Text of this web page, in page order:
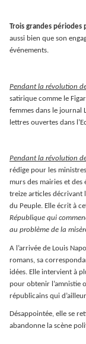
Trois grandes périodes
aussi bien que son
événements.
Pendant la révolution
satirique comme le
femmes dans le journal
lettres ouvertes dans
Pendant la révolution
rédige pour les
murs des mairies et des
treize articles décrivant
du Peuple. Elle écrit à
République qui
au problème de la
A l’arrivée de Louis
romans, sa
idées. Elle intervient à
pour obtenir l’amnistie
républicains qui
Désappointée, elle se
abandonne la scène